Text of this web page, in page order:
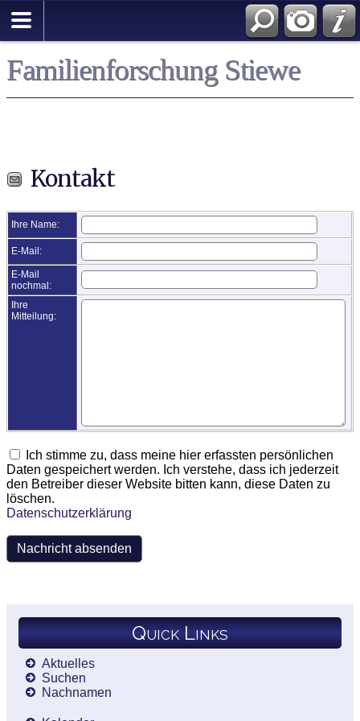
Familienforschung Stiewe
Kontakt
Ihre Name:
E-Mail:
E-Mail
nochmal:
Ihre
Mitteilung:
Ich stimme zu, dass meine hier erfassten persönlichen
Daten gespeichert werden. Ich verstehe, dass ich jederzeit
den Betreiber dieser Website bitten kann, diese Daten zu
löschen.
Datenschutzerklärung
Quick Links
Aktuelles
Suchen
Nachnamen